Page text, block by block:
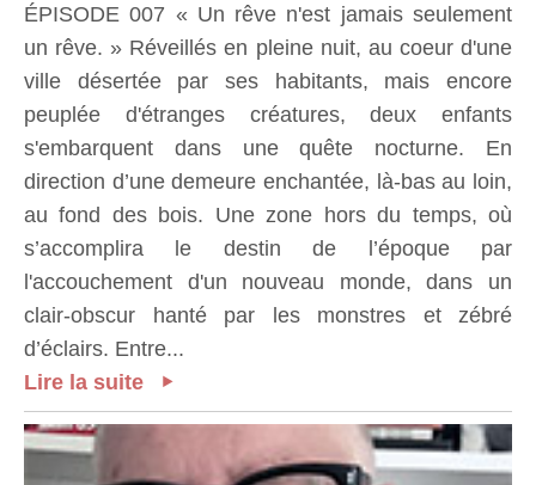
ÉPISODE 007 « Un rêve n'est jamais seulement
un rêve. » Réveillés en pleine nuit, au coeur d'une
ville désertée par ses habitants, mais encore
peuplée d'étranges créatures, deux enfants
s'embarquent dans une quête nocturne. En
direction d’une demeure enchantée, là-bas au loin,
au fond des bois. Une zone hors du temps, où
s’accomplira le destin de l’époque par
l'accouchement d'un nouveau monde, dans un
clair-obscur hanté par les monstres et zébré
d’éclairs. Entre...
Lire la suite